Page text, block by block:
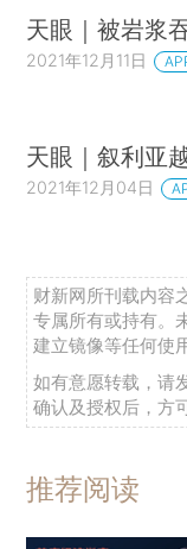
天眼｜被岩浆
2021年12月11日
天眼｜叙利亚
2021年12月04日
财新网所刊载内容
专属所有或持有。
建立镜像等任何使用
如有意愿转载，请
确认及授权后，方
推荐阅读